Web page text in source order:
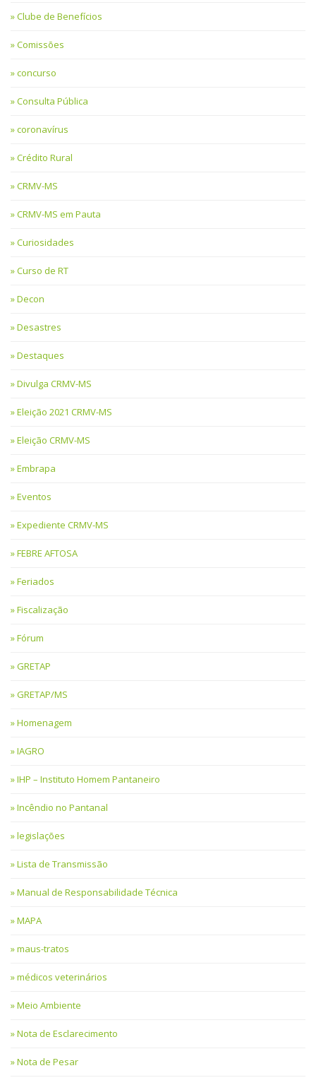
Clube de Benefícios
Comissões
concurso
Consulta Pública
coronavírus
Crédito Rural
CRMV-MS
CRMV-MS em Pauta
Curiosidades
Curso de RT
Decon
Desastres
Destaques
Divulga CRMV-MS
Eleição 2021 CRMV-MS
Eleição CRMV-MS
Embrapa
Eventos
Expediente CRMV-MS
FEBRE AFTOSA
Feriados
Fiscalização
Fórum
GRETAP
GRETAP/MS
Homenagem
IAGRO
IHP – Instituto Homem Pantaneiro
Incêndio no Pantanal
legislações
Lista de Transmissão
Manual de Responsabilidade Técnica
MAPA
maus-tratos
médicos veterinários
Meio Ambiente
Nota de Esclarecimento
Nota de Pesar